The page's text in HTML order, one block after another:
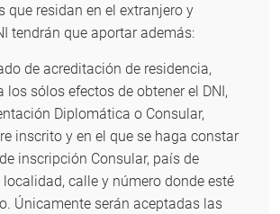
que residan en el extranjero y
tendrán que aportar además:
de acreditación de residencia,
los sólos efectos de obtener el DNI,
Diplomática o Consular,
inscrito y en el que se haga constar
inscripción Consular, país de
localidad, calle y número donde esté
Únicamente serán aceptadas las